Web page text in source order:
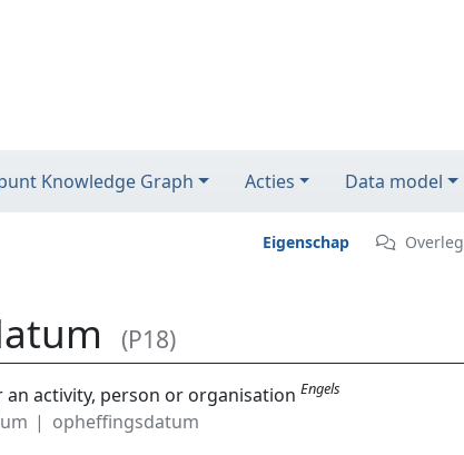
Knowledge Graph Acties Data model
Eigenschap Overleg
(P18)
,zoeken
an activity, person or organisation Engels
opheffingsdatum